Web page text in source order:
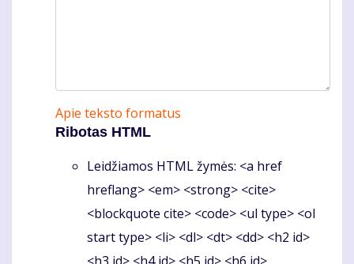
Apie teksto formatus
Ribotas HTML
Leidžiamos HTML žymės: <a href
hreflang> <em> <strong> <cite>
<blockquote cite> <code> <ul type> <ol
start type> <li> <dl> <dt> <dd> <h2 id>